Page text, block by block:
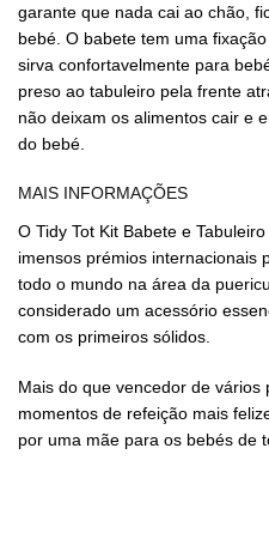
garante que nada cai ao chão,
bebé. O babete tem uma
sirva confortavelmente para
preso ao tabuleiro pela frente
não deixam os alimentos cair e
do bebé.
MAIS INFORMAÇÕES
O Tidy Tot Kit Babete e
imensos prémios internacionais
todo o mundo na área da
considerado um acessório
com os primeiros sólidos.
Mais do que vencedor de vários
momentos de refeição mais
por uma mãe para os bebés de